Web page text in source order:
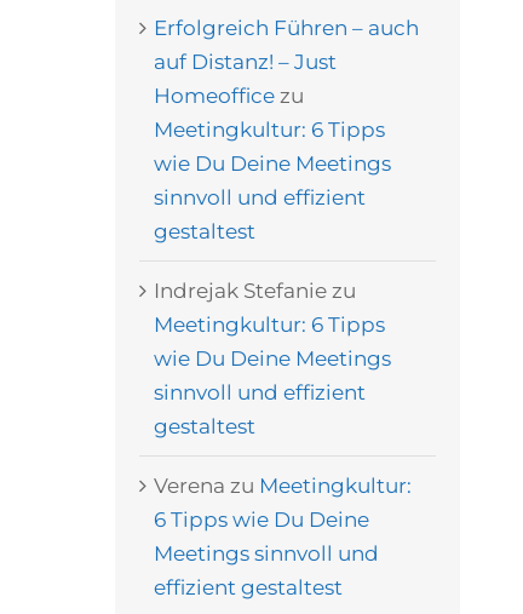
Erfolgreich Führen – auch
auf Distanz! – Just
Homeofficezu
Meetingkultur: 6 Tipps
wie Du Deine Meetings
sinnvoll und effizient
gestaltest
Indrejak Stefaniezu
Meetingkultur: 6 Tipps
wie Du Deine Meetings
sinnvoll und effizient
gestaltest
Verena zu Meetingkultur:
6 Tipps wie Du Deine
Meetings sinnvoll und
effizient gestaltest